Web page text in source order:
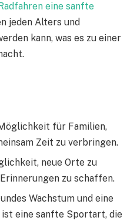
Radfahren eine sanfte
jeden Alters und
kann, was es zu einer
für Familien,
Zeit zu verbringen.
neue Orte zu
zu schaffen.
Wachstum und eine
eine sanfte Sportart, die